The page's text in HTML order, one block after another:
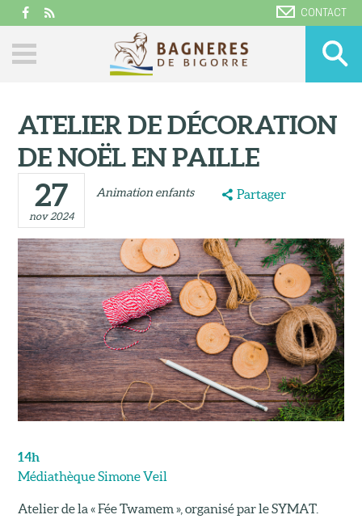
CONTACT
ATELIER DE DÉCORATION
DE NOËL EN PAILLE
27
nov 2024
Animation enfants Partager
14h
Médiathèque Simone Veil
Atelier de la « Fée Twamem », organisé par le SYMAT.